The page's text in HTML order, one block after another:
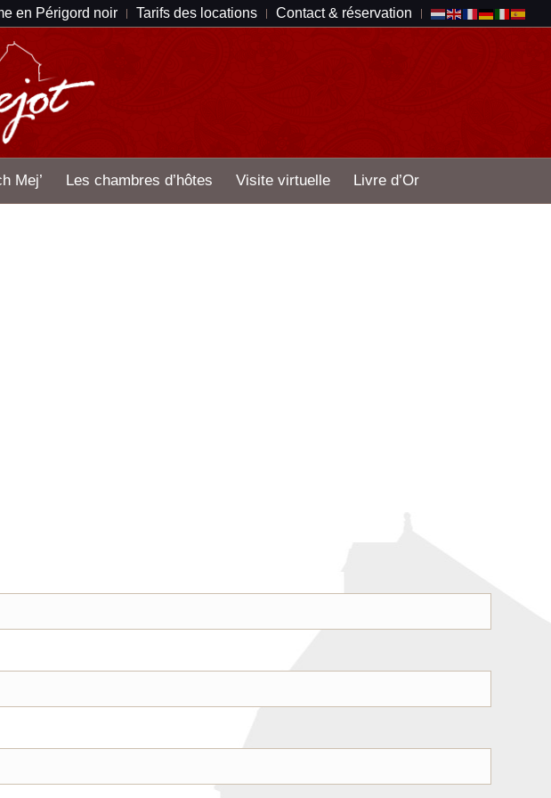
en Périgord noir Tarifs des locations Contact & réservation
Mej’ Les chambres d’hôtes Visite virtuelle Livre d’Or